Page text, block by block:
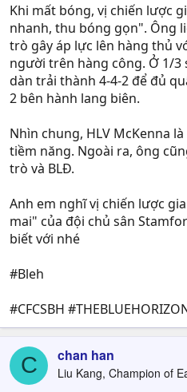
Khi mất bóng, vị chiến lược
nhanh, thu bóng gọn". Ông
trò gây áp lực lên hàng thủ
người trên hàng công. Ở 1/3
dàn trải thành 4-4-2 để đủ
2 bên hành lang biên.
Nhìn chung, HLV McKenna
tiềm năng. Ngoài ra, ông
trò và BLĐ.
Anh em nghĩ vị chiến lược
mai" của đội chủ sân
biết với nhé
#Bleh
#CFCSBH
C chan han
Liu Kang, Champion of